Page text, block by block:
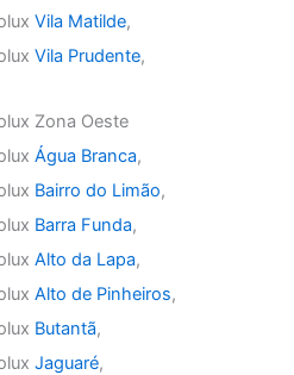
Vila Matilde,
Vila Prudente,
Zona Oeste
Água Branca,
Bairro do Limão,
Barra Funda,
Alto da Lapa,
Alto de Pinheiros,
Butantã,
Jaguaré,